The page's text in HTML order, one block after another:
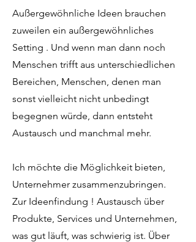
Außergewöhnliche Ideen brauchen
zuweilen ein außergewöhnliches
Setting . Und wenn man dann noch
Menschen trifft aus unterschiedlichen
Bereichen, Menschen, denen man
sonst vielleicht nicht unbedingt
begegnen würde, dann entsteht
Austausch und manchmal mehr.
Ich möchte die Möglichkeit bieten,
Unternehmer zusammenzubringen.
Zur Ideenfindung ! Austausch über
Produkte, Services und Unternehmen,
was gut läuft, was schwierig ist. Über